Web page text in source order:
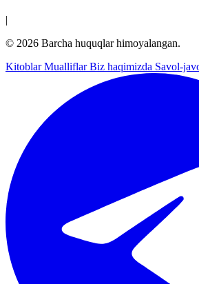
|
© 2026 Barcha huquqlar himoyalangan.
KitoblarMualliflarBiz haqimizda Savol-